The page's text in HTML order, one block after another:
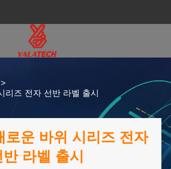
>
리즈 전자 선반 라벨 출시
로운 바위 시리즈 전자
반 라벨 출시